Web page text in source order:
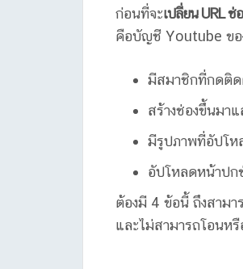
ก่อนที่จะเปลี่ยน URL ช่
คือบัญชี Youtube ข
มีสมาชิกที่กดติด
สร้างช่องขึ้นมา
มีรูปภาพที่อัปโห
อัปโหลดหน้าปก
ต้องมี 4 ข้อนี้ ถึงสามา
และไม่สามารถโอนห